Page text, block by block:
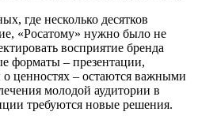
где несколько десятков
«Росатому» нужно было не
восприятие бренда
форматы – презентации,
о ценностях – остаются важными
молодой аудитории в
требуются новые решения.